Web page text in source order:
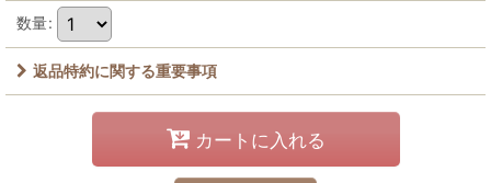
数量:
返品特約に関する重要事項
カートに入れる